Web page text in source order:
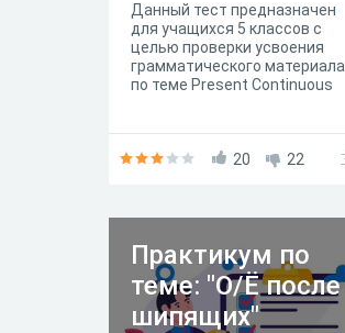
Данный тест предназначен
для учащихся 5 классов с
целью проверки усвоения
грамматического материала
по теме Present Continuous
20 22
Практикум по
теме: "О/Ё после
шипящих"